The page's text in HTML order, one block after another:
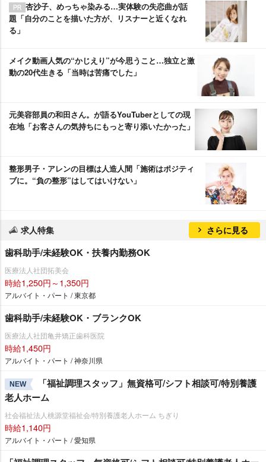
杏沙子、めっちゃ染みる…実体験の失恋曲が話
題「自分のことを描いた方が、リスナーと近くなれ
る」
メイク動画人気の“かじえり”が今思うこと…独立と激
動の20代生きる「当時は苦痛でした」
元美容部員の和田さん。が語るYouTuberとしての現
在地「お客さんの気持ちにもっと寄り添いたかった」
整形男子・アレンの目標は人造人間「施術はポジティ
ブに。“負の整形”はしてはいけない」
求人特集 さらに見る
歯科助手/未経験OK・扶養内勤務OK
医療法人社団拓美会
時給1,250円～1,350円
アルバイト・パート / 東京都
歯科助手/未経験OK・ブランクOK
医療法人社団亀井矯正歯科医院
時給1,450円
アルバイト・パート / 神奈川県
NEW
「福祉調理スタッフ」無資格可/シフト相談可/特別養護
老人ホーム
社会福祉法人桃源堂福祉会/特別養護老人ホーム ちぎり
時給1,140円
アルバイト・パート / 愛知県